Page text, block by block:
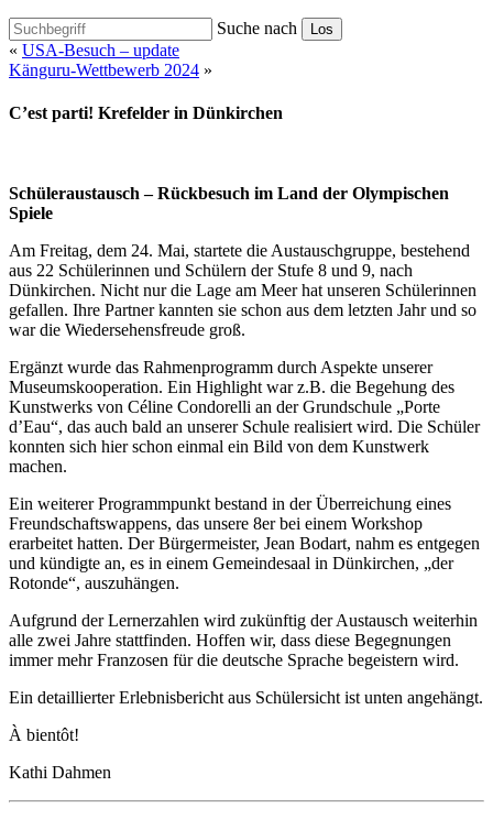
Suche nach Los
« USA-Besuch – update
Känguru-Wettbewerb 2024 »
C’est parti! Krefelder in Dünkirchen
Schüleraustausch – Rückbesuch im Land der Olympischen
Spiele
Am Freitag, dem 24. Mai, startete die Austauschgruppe, bestehend
aus 22 Schülerinnen und Schülern der Stufe 8 und 9, nach
Dünkirchen. Nicht nur die Lage am Meer hat unseren Schülerinnen
gefallen. Ihre Partner kannten sie schon aus dem letzten Jahr und so
war die Wiedersehensfreude groß.
Ergänzt wurde das Rahmenprogramm durch Aspekte unserer
Museumskooperation. Ein Highlight war z.B. die Begehung des
Kunstwerks von Céline Condorelli an der Grundschule „Porte
d’Eau“, das auch bald an unserer Schule realisiert wird. Die Schüler
konnten sich hier schon einmal ein Bild von dem Kunstwerk
machen.
Ein weiterer Programmpunkt bestand in der Überreichung eines
Freundschaftswappens, das unsere 8er bei einem Workshop
erarbeitet hatten. Der Bürgermeister, Jean Bodart, nahm es entgegen
und kündigte an, es in einem Gemeindesaal in Dünkirchen, „der
Rotonde“, auszuhängen.
Aufgrund der Lernerzahlen wird zukünftig der Austausch weiterhin
alle zwei Jahre stattfinden. Hoffen wir, dass diese Begegnungen
immer mehr Franzosen für die deutsche Sprache begeistern wird.
Ein detaillierter Erlebnisbericht aus Schülersicht ist unten angehängt.
À bientôt!
Kathi Dahmen